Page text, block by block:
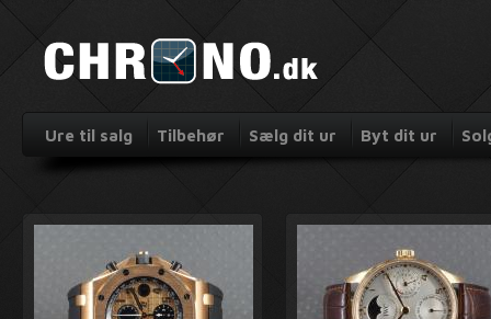
Ure til salg Tilbehør Sælg dit ur Byt dit ur